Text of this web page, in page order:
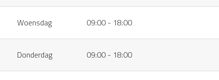
Woensdag 09:00 - 18:00
Donderdag 09:00 - 18:00